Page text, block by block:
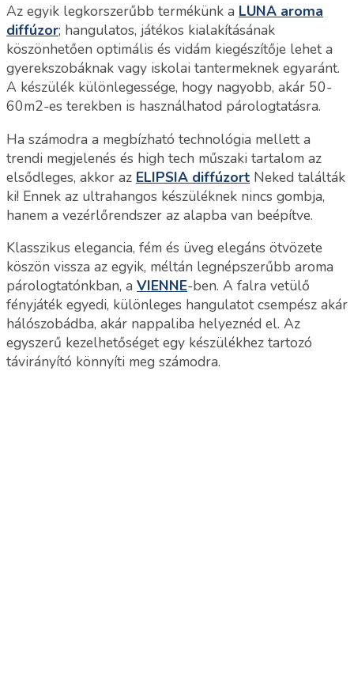
Az egyik legkorszerűbb termékünk a LUNA aroma
diffúzor; hangulatos, játékos kialakításának
köszönhetően optimális és vidám kiegészítője lehet a
gyerekszobáknak vagy iskolai tantermeknek egyaránt.
A készülék különlegessége, hogy nagyobb, akár 50-
60m2-es terekben is használhatod párologtatásra.
Ha számodra a megbízható technológia mellett a
trendi megjelenés és high tech műszaki tartalom az
elsődleges, akkor az ELIPSIA diffúzort Neked találták
ki! Ennek az ultrahangos készüléknek nincs gombja,
hanem a vezérlőrendszer az alapba van beépítve.
Klasszikus elegancia, fém és üveg elegáns ötvözete
köszön vissza az egyik, méltán legnépszerűbb aroma
párologtatónkban, a VIENNE-ben. A falra vetülő
fényjáték egyedi, különleges hangulatot csempész akár
hálószobádba, akár nappaliba helyeznéd el. Az
egyszerű kezelhetőséget egy készülékhez tartozó
távirányító könnyíti meg számodra.